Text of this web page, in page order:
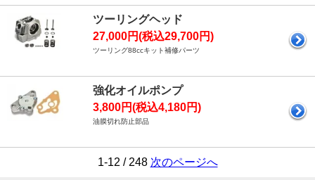
ツーリングヘッド
27,000円(税込29,700円)
ツーリング88ccキット補修パーツ
強化オイルポンプ
3,800円(税込4,180円)
油膜切れ防止部品
1-12 / 248 次のページへ